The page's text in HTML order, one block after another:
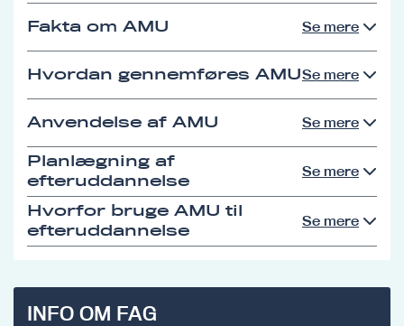
Fakta om AMU Se mere
Hvordan gennemføres AMUSe mere
Anvendelse af AMU Se mere
Planlægning af
efteruddannelse
Se mere
Hvorfor bruge AMU til
efteruddannelse
Se mere
INFO OM FAG